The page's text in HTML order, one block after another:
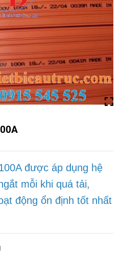
được áp dụng hệ
mỗi khi quá tải,
động ổn định tốt nhất